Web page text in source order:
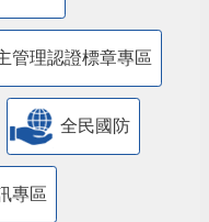
管理認證標章專區
全民國防
專區